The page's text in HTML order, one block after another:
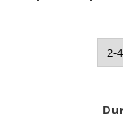
2-